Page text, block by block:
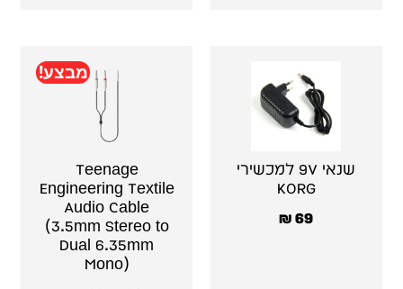
שנאי 9V למכשירי
KORG
₪69
מבצע!
Teenage
Engineering Textile
Audio Cable
(3.5mm Stereo to
Dual 6.35mm
Mono)